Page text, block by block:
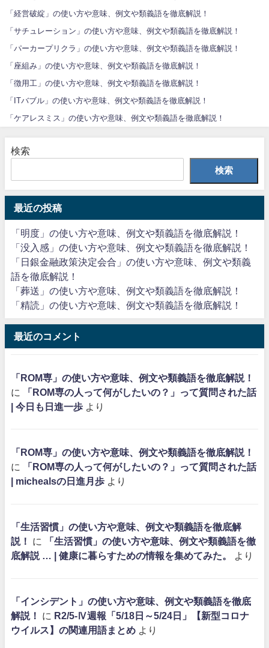
「経営破綻」の使い方や意味、例文や類義語を徹底解説！
「サチュレーション」の使い方や意味、例文や類義語を徹底解説！
「パーカープリクラ」の使い方や意味、例文や類義語を徹底解説！
「座組み」の使い方や意味、例文や類義語を徹底解説！
「徴用工」の使い方や意味、例文や類義語を徹底解説！
「ITバブル」の使い方や意味、例文や類義語を徹底解説！
「ケアレスミス」の使い方や意味、例文や類義語を徹底解説！
検索
検索
最近の投稿
「明度」の使い方や意味、例文や類義語を徹底解説！
「没入感」の使い方や意味、例文や類義語を徹底解説！
「日銀金融政策決定会合」の使い方や意味、例文や類義
語を徹底解説！
「葬送」の使い方や意味、例文や類義語を徹底解説！
「精読」の使い方や意味、例文や類義語を徹底解説！
最近のコメント
「ROM専」の使い方や意味、例文や類義語を徹底解説！
に
「ROM専の人って何がしたいの？」って質問された話
| 今日も日進一歩 より
「ROM専」の使い方や意味、例文や類義語を徹底解説！
に
「ROM専の人って何がしたいの？」って質問された話
| michealsの日進月歩 より
「生活習慣」の使い方や意味、例文や類義語を徹底解
説！
に
「生活習慣」の使い方や意味、例文や類義語を徹
底解説 … | 健康に暮らすための情報を集めてみた。
より
「インシデント」の使い方や意味、例文や類義語を徹底
解説！
に R2/5-Ⅳ週報「5/18日～5/24日」【新型コロナ
ウイルス】の関連用語まとめ より